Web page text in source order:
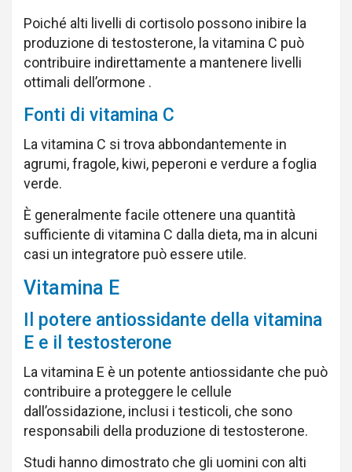
Poiché alti livelli di cortisolo possono inibire la
produzione di testosterone, la vitamina C può
contribuire indirettamente a mantenere livelli
ottimali dell’ormone .
Fonti di vitamina C
La vitamina C si trova abbondantemente in
agrumi, fragole, kiwi, peperoni e verdure a foglia
verde.
È generalmente facile ottenere una quantità
sufficiente di vitamina C dalla dieta, ma in alcuni
casi un integratore può essere utile.
Vitamina E
Il potere antiossidante della vitamina
E e il testosterone
La vitamina E è un potente antiossidante che può
contribuire a proteggere le cellule
dall’ossidazione, inclusi i testicoli, che sono
responsabili della produzione di testosterone.
Studi hanno dimostrato che gli uomini con alti